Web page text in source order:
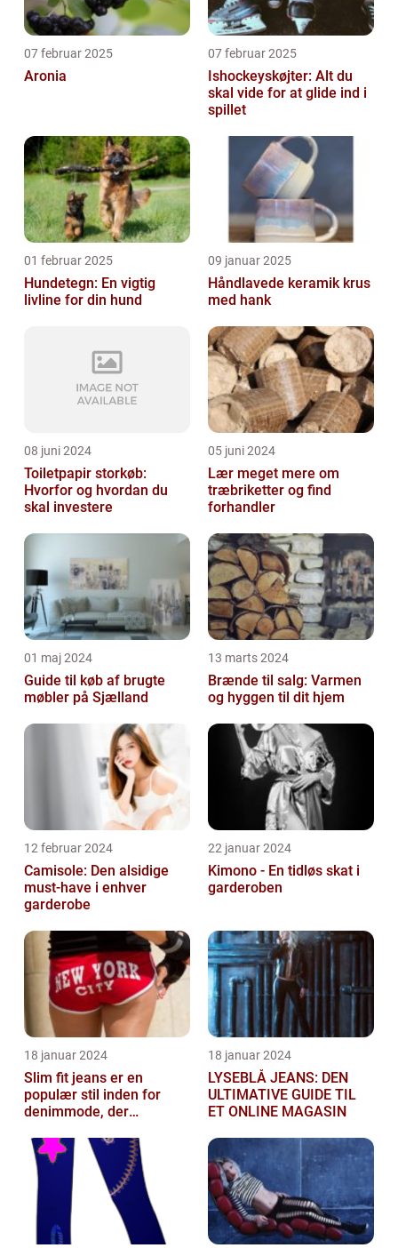
07 februar 2025
Aronia
07 februar 2025
Ishockeyskøjter: Alt du
skal vide for at glide ind i
spillet
01 februar 2025
Hundetegn: En vigtig
livline for din hund
09 januar 2025
Håndlavede keramik krus
med hank
08 juni 2024
Toiletpapir storkøb:
Hvorfor og hvordan du
skal investere
05 juni 2024
Lær meget mere om
træbriketter og find
forhandler
01 maj 2024
Guide til køb af brugte
møbler på Sjælland
13 marts 2024
Brænde til salg: Varmen
og hyggen til dit hjem
12 februar 2024
Camisole: Den alsidige
must-have i enhver
garderobe
22 januar 2024
Kimono - En tidløs skat i
garderoben
18 januar 2024
Slim fit jeans er en
populær stil inden for
denimmode, der
kvinder
18 januar 2024
LYSEBLÅ JEANS: DEN
ULTIMATIVE GUIDE TIL
ET ONLINE MAGASIN